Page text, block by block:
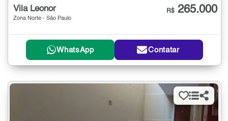
Vila Leonor
Zona Norte - São Paulo
R$ 265.000
WhatsApp Contatar